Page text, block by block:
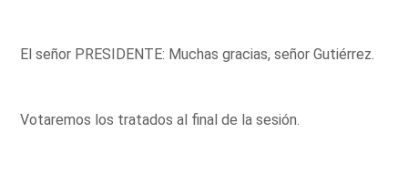
El señor PRESIDENTE: Muchas gracias, señor Gutiérrez.
Votaremos los tratados al final de la sesión.